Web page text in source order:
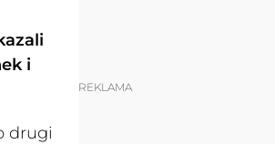
i
drugi
REKLAMA